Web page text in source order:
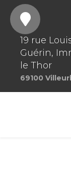
19 rue
Guérin,
le Thor
69100